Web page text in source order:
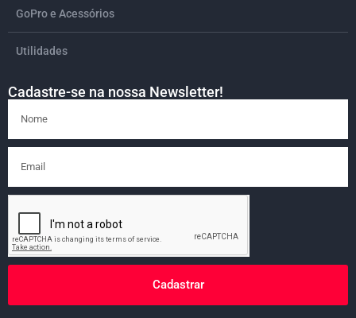
GoPro e Acessórios
Utilidades
Cadastre-se na nossa Newsletter!
Cadastrar